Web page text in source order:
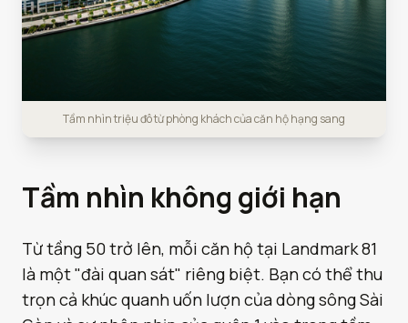
Tầm nhìn triệu đô từ phòng khách của căn hộ hạng sang
Tầm nhìn không giới hạn
Từ tầng 50 trở lên, mỗi căn hộ tại Landmark 81
là một "đài quan sát" riêng biệt. Bạn có thể thu
trọn cả khúc quanh uốn lượn của dòng sông Sài